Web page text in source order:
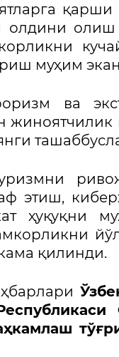
олиш
муҳим
ва
этиш,
ҳуқуқни
қилинди.